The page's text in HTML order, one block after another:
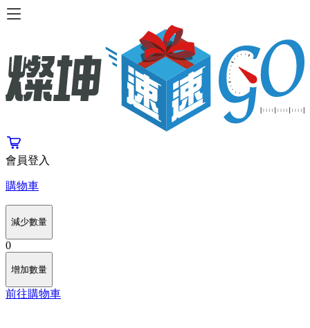
會員登入
購物車
減少數量
0
增加數量
前往購物車